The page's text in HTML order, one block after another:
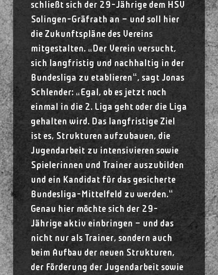
schließt sich der 29-Jährige dem HSV
Solingen-Gräfrath an – und soll hier
die Zukunftspläne des Vereins
mitgestalten. „Der Verein versucht,
sich langfristig und nachhaltig in der
Bundesliga zu etablieren“, sagt Jonas
Schlender: „Egal, ob es jetzt noch
einmal in die 2. Liga geht oder die Liga
gehalten wird. Das langfristige Ziel
ist es, Strukturen aufzubauen, die
Jugendarbeit zu intensivieren sowie
Spielerinnen und Trainer auszubilden
und ein Kandidat für das gesicherte
Bundesliga-Mittelfeld zu werden.“
Genau hier möchte sich der 29-
Jährige aktiv einbringen – und das
nicht nur als Trainer, sondern auch
beim Aufbau der neuen Strukturen,
der Förderung der Jugendarbeit sowie